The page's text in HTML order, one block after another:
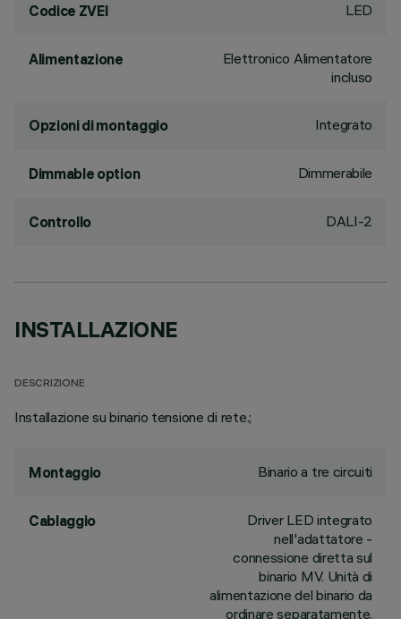
Codice ZVEI LED
Alimentazione
Elettronico Alimentatore
incluso
Opzioni di montaggio Integrato
Dimmable option Dimmerabile
Controllo DALI-2
INSTALLAZIONE
DESCRIZIONE
Installazione su binario tensione di rete.;
Montaggio Binario a tre circuiti
Cablaggio
Driver LED integrato
nell'adattatore -
connessione diretta sul
binario MV. Unità di
alimentazione del binario da
ordinare separatamente.